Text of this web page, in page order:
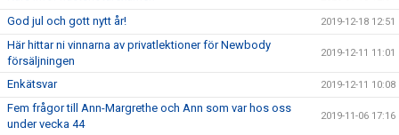
God jul och gott nytt år! 2019-12-18 12:51
Här hittar ni vinnarna av privatlektioner för Newbody
försäljningen
2019-12-11 11:01
Enkätsvar 2019-12-11 10:08
Fem frågor till Ann-Margrethe och Ann som var hos oss
under vecka 44
2019-11-06 17:16